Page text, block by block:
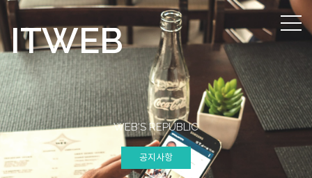
ITWEB
WEB'S REPUBLIC
공지사항
공지사항